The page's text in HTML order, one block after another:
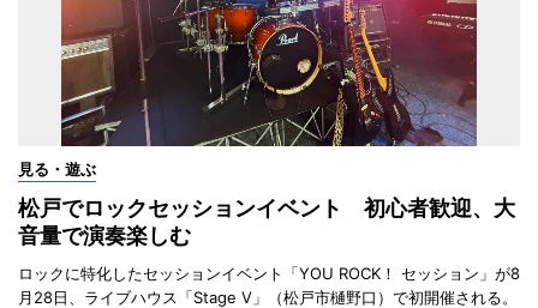
見る・遊ぶ
松戸でロックセッションイベント 初心者歓迎、大
音量で演奏楽しむ
ロックに特化したセッションイベント「YOU ROCK！ セッション」が8
月28日、ライブハウス「Stage V」（松戸市樋野口）で初開催される。